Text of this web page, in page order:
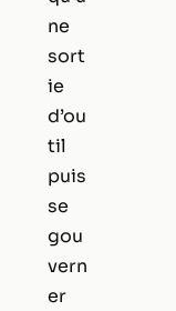
ne
sort
ie
d’ou
til
puis
se
gou
vern
er